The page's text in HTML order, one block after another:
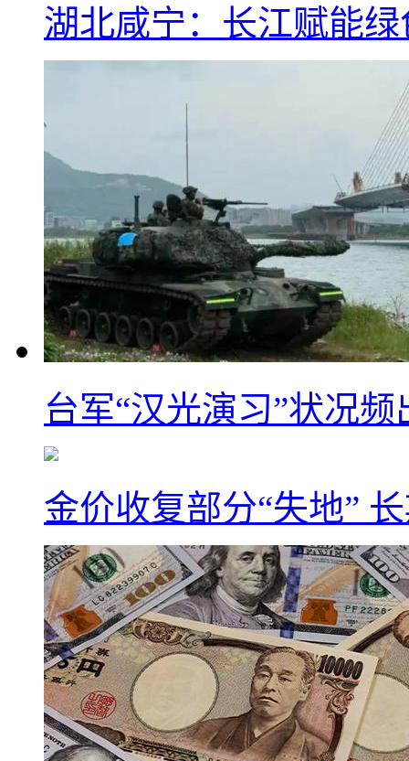
湖北咸宁：长江赋能
台军“汉光演习”状况
金价收复部分“失地”